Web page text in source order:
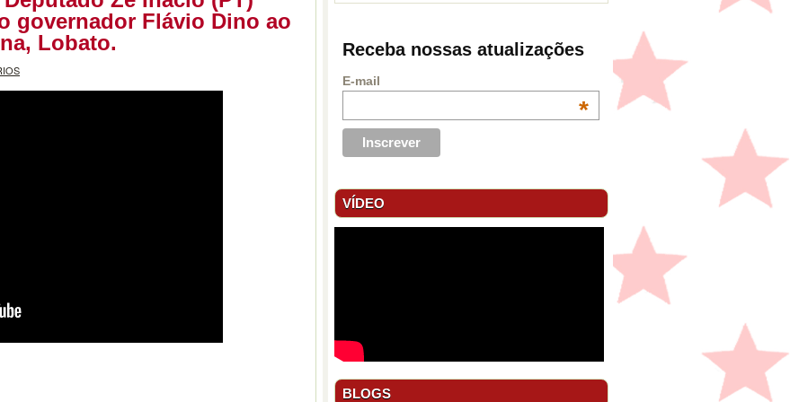
governador Flávio Dino ao
Lobato.
Receba nossas atualizações
E-mail
*
VÍDEO
BLOGS